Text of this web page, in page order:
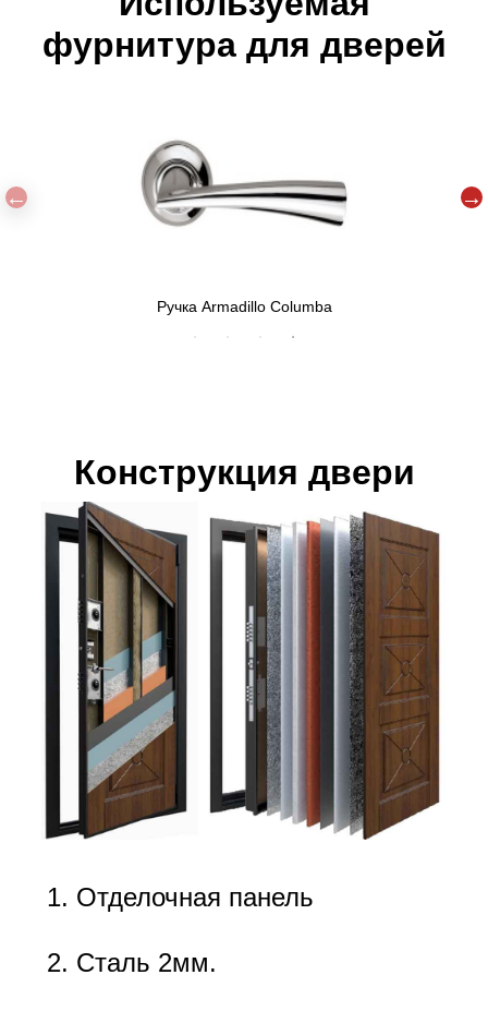
фурнитура для дверей
Верхний замок МЕТТЭМ 3В8 290.0.0
Конструкция двери
Отделочная панель
Сталь 2мм.